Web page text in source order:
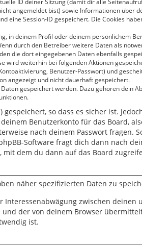
angemeldet bist) sowie Informationen über
eine Session-ID gespeichert. Die Cookies
in deinem Profil oder deinem persönlichem
durch den Betreiber weitere Daten als
die dort eingegebenen Daten ebenfalls
wird weiterhin bei folgenden Aktionen
Benutzer-Passwort) und
angezeigt und nicht dauerhaft gespeichert.
gespeichert werden. Dazu gehören dein
so dass es sicher ist.
Benutzerkonto für das Board,
nach deinem Passwort fragen.
Software fragt dich dann nach
dem du dann auf das Board
näher spezifizierten Daten zu
zwischen
der von deinem Browser
ist.